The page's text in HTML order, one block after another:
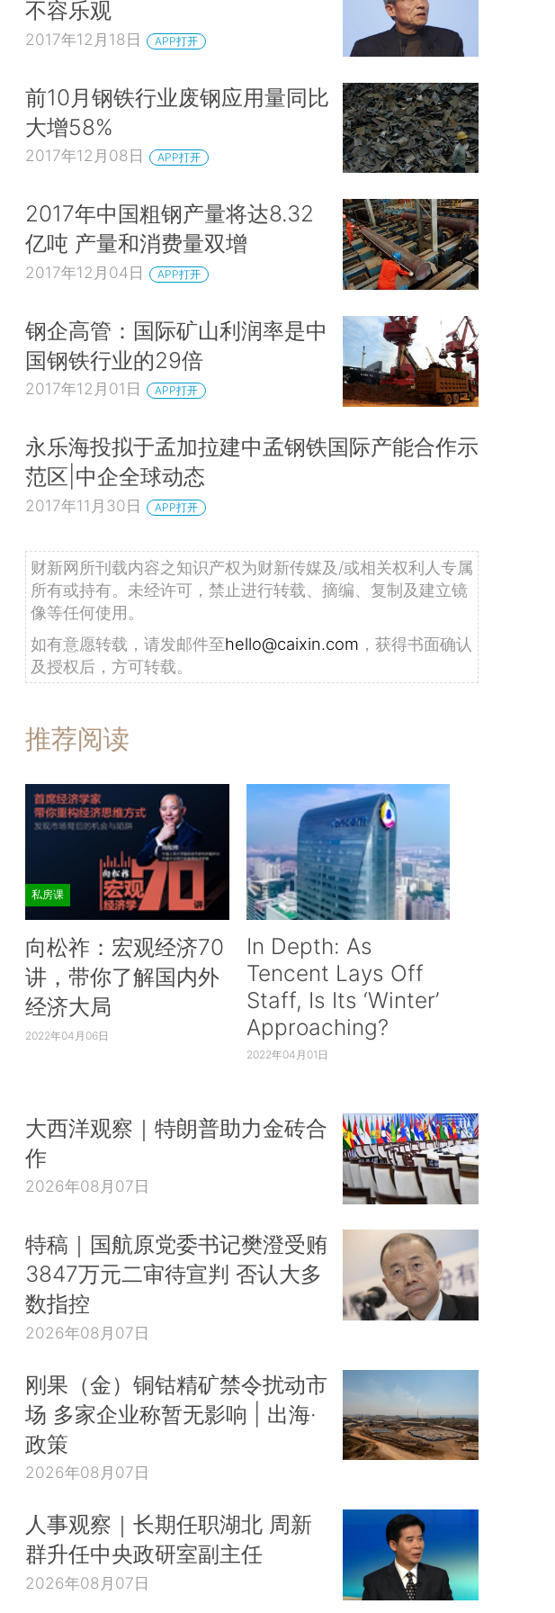
不容乐观
2017年12月18日 APP打开
前10月钢铁行业废钢应用量同比
大增58%
2017年12月08日 APP打开
2017年中国粗钢产量将达8.32
亿吨 产量和消费量双增
2017年12月04日 APP打开
钢企高管：国际矿山利润率是中
国钢铁行业的29倍
2017年12月01日 APP打开
永乐海投拟于孟加拉建中孟钢铁国际产能合作示
范区|中企全球动态
2017年11月30日 APP打开
财新网所刊载内容之知识产权为财新传媒及/或相关权利人专属
所有或持有。未经许可，禁止进行转载、摘编、复制及建立镜
像等任何使用。
如有意愿转载，请发邮件至hello@caixin.com ，获得书面确认
及授权后，方可转载。
推荐阅读
私房课
向松祚：宏观经济70
讲，带你了解国内外
经济大局
2022年04月06日
In Depth: As
Tencent Lays Off
Staff, Is Its ‘Winter’
Approaching?
2022年04月01日
大西洋观察｜特朗普助力金砖合
作
2026年08月07日
特稿｜国航原党委书记樊澄受贿
3847万元二审待宣判 否认大多
数指控
2026年08月07日
刚果（金）铜钴精矿禁令扰动市
场 多家企业称暂无影响 | 出海·
政策
2026年08月07日
人事观察｜长期任职湖北 周新
群升任中央政研室副主任
2026年08月07日